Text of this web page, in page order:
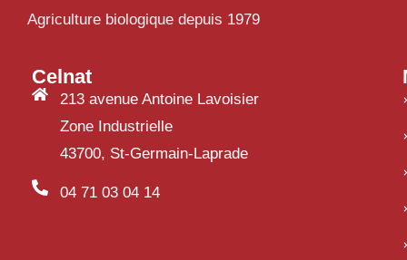
Agriculture biologique depuis 1979
Celnat
213 avenue Antoine Lavoisier
Zone Industrielle
43700, St-Germain-Laprade
04 71 03 04 14